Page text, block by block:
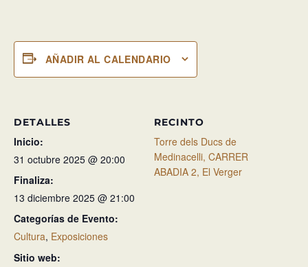
AÑADIR AL CALENDARIO
DETALLES
Inicio:
31 octubre 2025 @ 20:00
Finaliza:
13 diciembre 2025 @ 21:00
Categorías de Evento:
Cultura, Exposiciones
Sitio web:
RECINTO
Torre dels Ducs de
Medinacelli, CARRER
ABADIA 2, El Verger